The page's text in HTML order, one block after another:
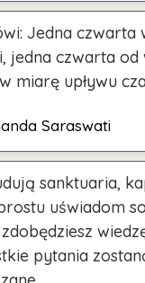
Jedna
jedna czwarta od
miarę upływu
Saraswati
sanktuaria,
uświadom
pytania